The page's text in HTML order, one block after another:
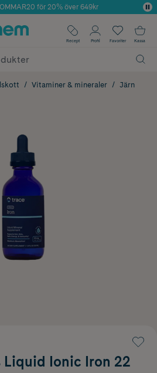
2025 inom Skönhet
för 20% över 649kr
✓ Fri frakt
på alla köp*
Recept Profil Favoriter Kassa
Vitaminer & mineraler Järn
Liquid Ionic Iron 22